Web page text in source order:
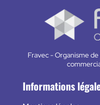
Fravec - Organisme
Informations